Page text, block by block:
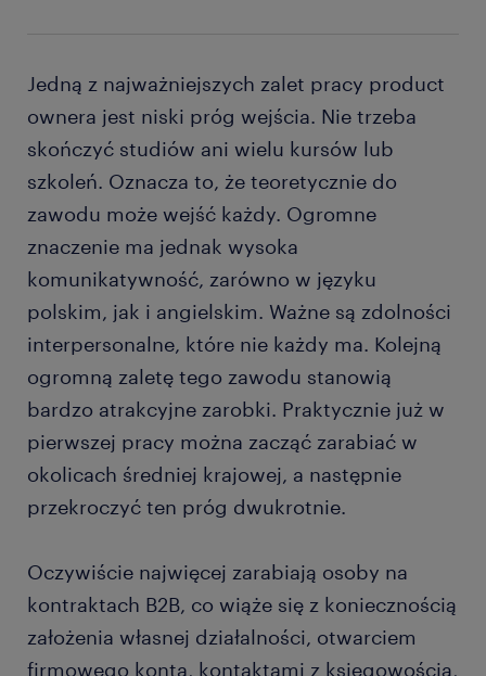
Jedną z najważniejszych zalet pracy product
ownera jest niski próg wejścia. Nie trzeba
skończyć studiów ani wielu kursów lub
szkoleń. Oznacza to, że teoretycznie do
zawodu może wejść każdy. Ogromne
znaczenie ma jednak wysoka
komunikatywność, zarówno w języku
polskim, jak i angielskim. Ważne są zdolności
interpersonalne, które nie każdy ma. Kolejną
ogromną zaletę tego zawodu stanowią
bardzo atrakcyjne zarobki. Praktycznie już w
pierwszej pracy można zacząć zarabiać w
okolicach średniej krajowej, a następnie
przekroczyć ten próg dwukrotnie.
Oczywiście najwięcej zarabiają osoby na
kontraktach B2B, co wiąże się z koniecznością
założenia własnej działalności, otwarciem
firmowego konta, kontaktami z księgowością,